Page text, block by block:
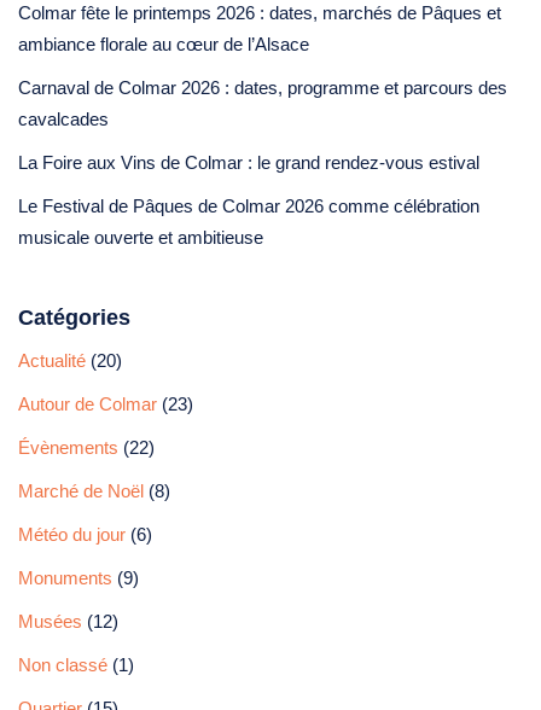
Colmar fête le printemps 2026 : dates, marchés de Pâques et
ambiance florale au cœur de l’Alsace
Carnaval de Colmar 2026 : dates, programme et parcours des
cavalcades
La Foire aux Vins de Colmar : le grand rendez-vous estival
Le Festival de Pâques de Colmar 2026 comme célébration
musicale ouverte et ambitieuse
Catégories
Actualité (20)
Autour de Colmar (23)
Évènements (22)
Marché de Noël (8)
Météo du jour (6)
Monuments (9)
Musées (12)
Non classé (1)